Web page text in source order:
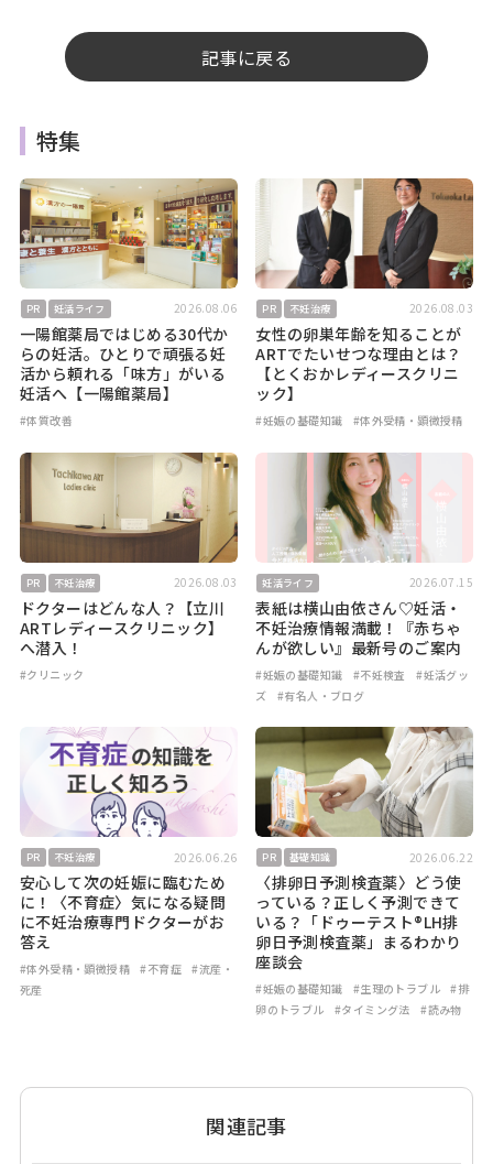
記事に戻る
特集
PR 妊活ライフ 2026.08.06
一陽館薬局ではじめる30代か
らの妊活。ひとりで頑張る妊
活から頼れる「味方」がいる
妊活へ【一陽館薬局】
#体質改善
PR 不妊治療 2026.08.03
女性の卵巣年齢を知ることが
ARTでたいせつな理由とは？
【とくおかレディースクリニ
ック】
#妊娠の基礎知識 #体外受精・顕微授精
PR 不妊治療 2026.08.03
ドクターはどんな人？【立川
ARTレディースクリニック】
へ潜入！
#クリニック
妊活ライフ 2026.07.15
表紙は横山由依さん♡妊活・
不妊治療情報満載！『赤ちゃ
んが欲しい』最新号のご案内
#妊娠の基礎知識 #不妊検査
#妊活グッ
ズ
#有名人・ブログ
PR 不妊治療 2026.06.26
安心して次の妊娠に臨むため
に！〈不育症〉気になる疑問
に不妊治療専門ドクターがお
答え
#体外受精・顕微授精 #不育症
#流産・
死産
PR 基礎知識 2026.06.22
〈排卵日予測検査薬〉どう使
っている？正しく予測できて
いる？「ドゥーテスト®LH排
卵日予測検査薬」まるわかり
座談会
#妊娠の基礎知識 #生理のトラブル
#排
卵のトラブル
#タイミング法 #読み物
関連記事